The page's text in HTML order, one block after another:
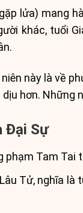
lửa) mang
khác, tuổi
này là về
hơn.
Đại Sự
phạm Tam
Tử, nghĩa